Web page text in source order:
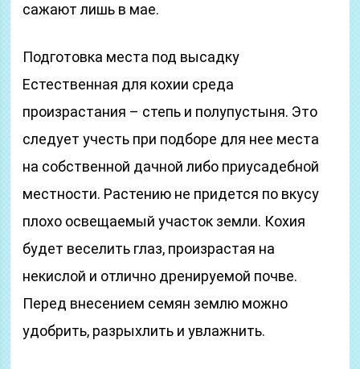
сажают лишь в мае.
Подготовка места под высадку
Естественная для кохии среда
произрастания – степь и полупустыня. Это
следует учесть при подборе для нее места
на собственной дачной либо приусадебной
местности. Растению не придется по вкусу
плохо освещаемый участок земли. Кохия
будет веселить глаз, произрастая на
некислой и отлично дренируемой почве.
Перед внесением семян землю можно
удобрить, разрыхлить и увлажнить.